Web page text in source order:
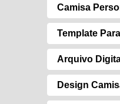
Camisa
Template
Arquivo
Design